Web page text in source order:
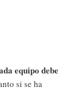
equipo debe
si se ha